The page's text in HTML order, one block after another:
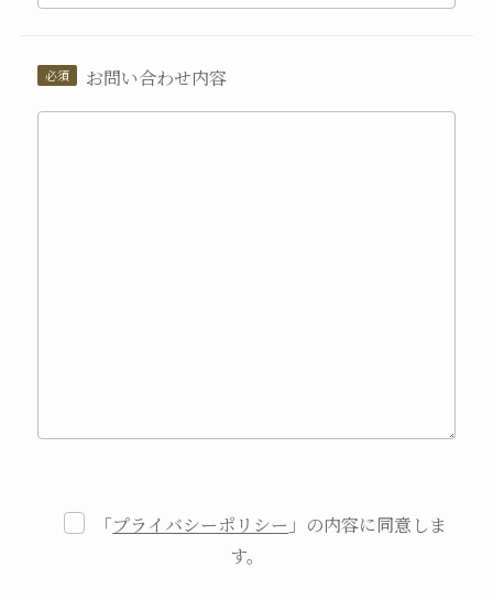
お問い合わせ内容
「プライバシーポリシー 」の内容に同意しま
す。